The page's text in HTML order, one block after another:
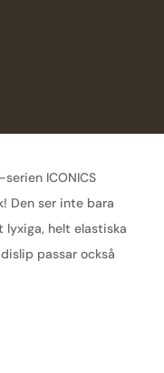
ICONICS
Den ser inte bara
helt elastiska
passar också